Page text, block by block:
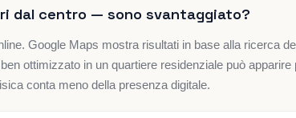
dal centro — sono svantaggiato?
Google Maps mostra risultati in base alla ricerca
ottimizzato in un quartiere residenziale può
conta meno della presenza digitale.